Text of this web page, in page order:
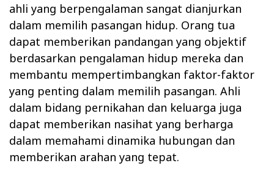
ahli yang berpengalaman sangat dianjurkan
dalam memilih pasangan hidup. Orang tua
dapat memberikan pandangan yang objektif
berdasarkan pengalaman hidup mereka dan
membantu mempertimbangkan faktor-faktor
yang penting dalam memilih pasangan. Ahli
dalam bidang pernikahan dan keluarga juga
dapat memberikan nasihat yang berharga
dalam memahami dinamika hubungan dan
memberikan arahan yang tepat.